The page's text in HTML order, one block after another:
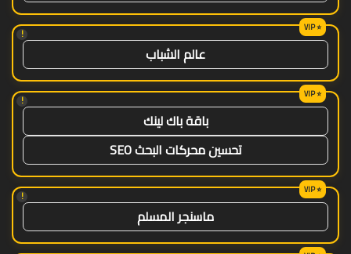
!
عالم الشباب
!
باقة باك لينك
تحسين محركات البحث SEO
!
ماسنجر المسلم